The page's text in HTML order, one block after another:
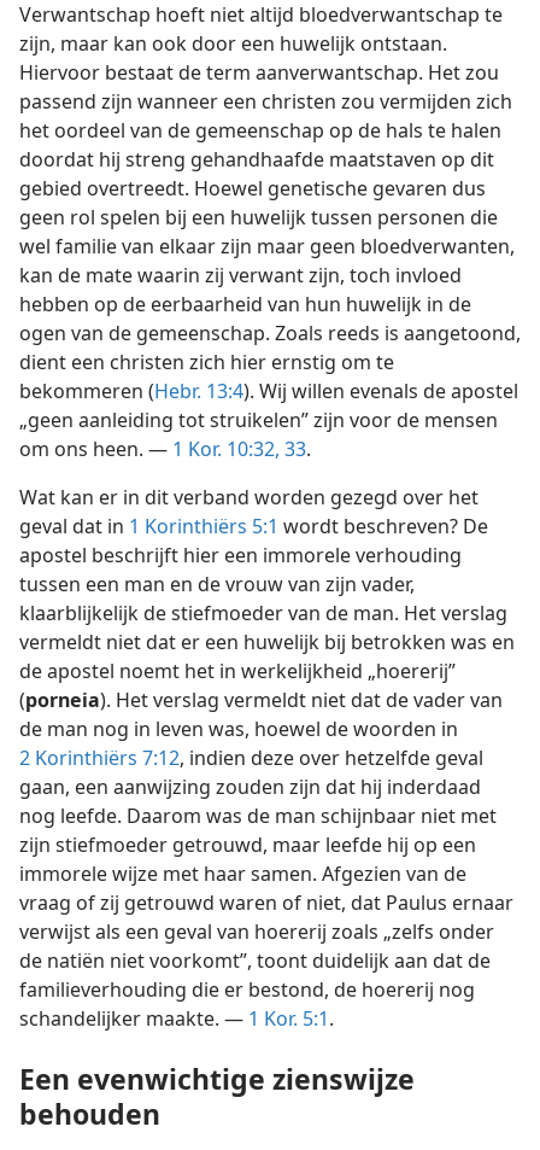
Verwantschap hoeft niet altijd bloedverwantschap te
zijn, maar kan ook door een huwelijk ontstaan.
Hiervoor bestaat de term aanverwantschap. Het zou
passend zijn wanneer een christen zou vermijden zich
het oordeel van de gemeenschap op de hals te halen
doordat hij streng gehandhaafde maatstaven op dit
gebied overtreedt. Hoewel genetische gevaren dus
geen rol spelen bij een huwelijk tussen personen die
wel familie van elkaar zijn maar geen bloedverwanten,
kan de mate waarin zij verwant zijn, toch invloed
hebben op de eerbaarheid van hun huwelijk in de
ogen van de gemeenschap. Zoals reeds is aangetoond,
dient een christen zich hier ernstig om te
bekommeren (Hebr. 13:4). Wij willen evenals de apostel
„geen aanleiding tot struikelen” zijn voor de mensen
om ons heen. — 1 Kor. 10:32, 33.
Wat kan er in dit verband worden gezegd over het
geval dat in 1 Korinthiërs 5:1 wordt beschreven? De
apostel beschrijft hier een immorele verhouding
tussen een man en de vrouw van zijn vader,
klaarblijkelijk de stiefmoeder van de man. Het verslag
vermeldt niet dat er een huwelijk bij betrokken was en
de apostel noemt het in werkelijkheid „hoererij”
(porneia). Het verslag vermeldt niet dat de vader van
de man nog in leven was, hoewel de woorden in
2 Korinthiërs 7:12, indien deze over hetzelfde geval
gaan, een aanwijzing zouden zijn dat hij inderdaad
nog leefde. Daarom was de man schijnbaar niet met
zijn stiefmoeder getrouwd, maar leefde hij op een
immorele wijze met haar samen. Afgezien van de
vraag of zij getrouwd waren of niet, dat Paulus ernaar
verwijst als een geval van hoererij zoals „zelfs onder
de natiën niet voorkomt”, toont duidelijk aan dat de
familieverhouding die er bestond, de hoererij nog
schandelijker maakte. — 1 Kor. 5:1.
Een evenwichtige zienswijze
behouden